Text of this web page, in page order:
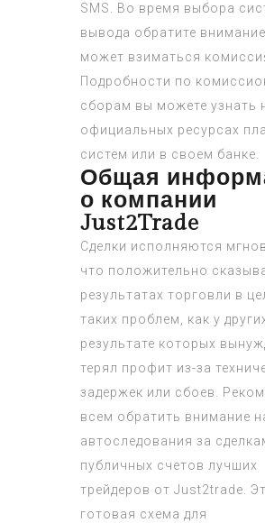
SMS. Во время выбора
вывода обратите
может взиматься
Подробности по
сборам вы можете узнать
официальных ресурсах
систем или в своем банке.
Общая
о компании
Just2Trade
Сделки исполняются
что положительно
результатах торговли в
таких проблем, как у
результате которых
терял профит из-за
задержек или сбоев.
всем обратить внимание
автоследования за
публичных счетов лучших
трейдеров от Just2trade.
готовая схема для